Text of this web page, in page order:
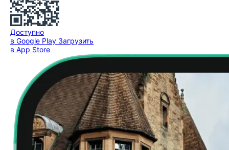
Доступно
в Google Play Загрузить
в App Store